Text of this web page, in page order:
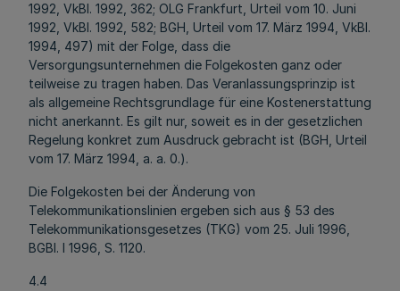
1992, VkBl. 1992, 362; OLG Frankfurt, Urteil vom 10. Juni
1992, VkBl. 1992, 582; BGH, Urteil vom 17. März 1994, VkBl.
1994, 497) mit der Folge, dass die
Versorgungsunternehmen die Folgekosten ganz oder
teilweise zu tragen haben. Das Veranlassungsprinzip ist
als allgemeine Rechtsgrundlage für eine Kostenerstattung
nicht anerkannt. Es gilt nur, soweit es in der gesetzlichen
Regelung konkret zum Ausdruck gebracht ist (BGH, Urteil
vom 17. März 1994, a. a. 0.).
Die Folgekosten bei der Änderung von
Telekommunikationslinien ergeben sich aus § 53 des
Telekommunikationsgesetzes (TKG) vom 25. Juli 1996,
BGBl. I 1996, S. 1120.
4.4